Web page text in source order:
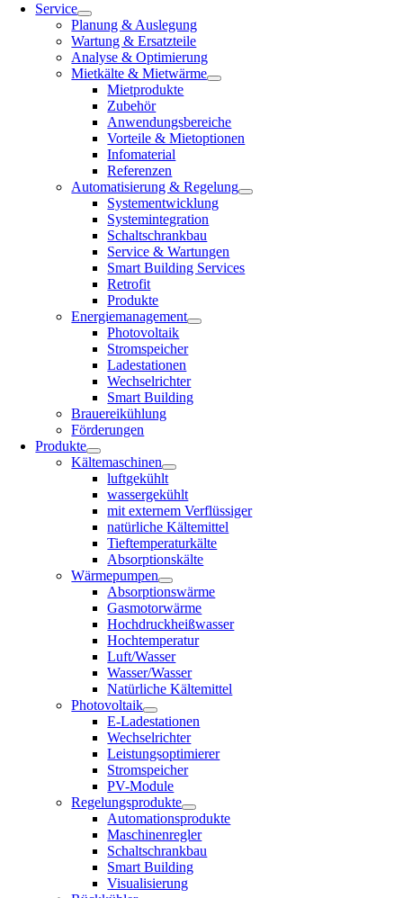
Service
Planung & Auslegung
Wartung & Ersatzteile
Analyse & Optimierung
Mietkälte & Mietwärme
Mietprodukte
Zubehör
Anwendungsbereiche
Vorteile & Mietoptionen
Infomaterial
Referenzen
Automatisierung & Regelung
Systementwicklung
Systemintegration
Schaltschrankbau
Service & Wartungen
Smart Building Services
Retrofit
Produkte
Energiemanagement
Photovoltaik
Stromspeicher
Ladestationen
Wechselrichter
Smart Building
Brauereikühlung
Förderungen
Produkte
Kältemaschinen
luftgekühlt
wassergekühlt
mit externem Verflüssiger
natürliche Kältemittel
Tieftemperaturkälte
Absorptionskälte
Wärmepumpen
Absorptionswärme
Gasmotorwärme
Hochdruckheißwasser
Hochtemperatur
Luft/Wasser
Wasser/Wasser
Natürliche Kältemittel
Photovoltaik
E-Ladestationen
Wechselrichter
Leistungsoptimierer
Stromspeicher
PV-Module
Regelungsprodukte
Automationsprodukte
Maschinenregler
Schaltschrankbau
Smart Building
Visualisierung